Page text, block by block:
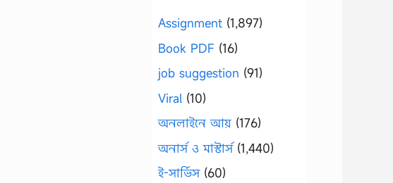
Assignment (1,897)
Book PDF (16)
job suggestion (91)
Viral (10)
অনলাইনে আয় (176)
অনার্স ও মাস্টার্স(1,440)
ই-সার্ভিস(60)